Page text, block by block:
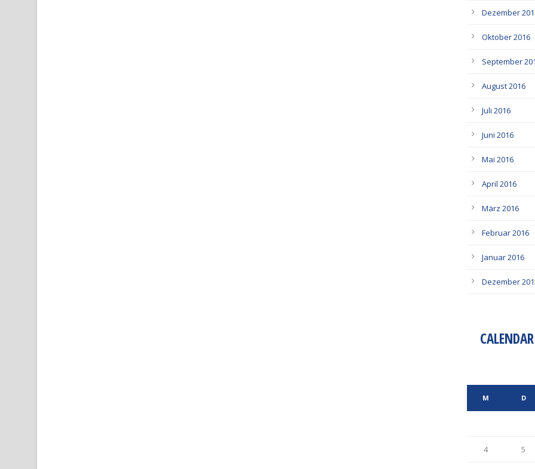
Dezember
Oktober 2016
September
August 2016
Juli 2016
Juni 2016
Mai 2016
April 2016
März 2016
Februar 2016
Januar 2016
Dezember
CALENDAR
M D
4 5